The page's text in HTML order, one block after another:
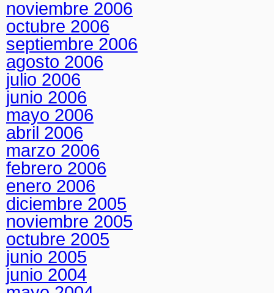
noviembre 2006
octubre 2006
septiembre 2006
agosto 2006
julio 2006
junio 2006
mayo 2006
abril 2006
marzo 2006
febrero 2006
enero 2006
diciembre 2005
noviembre 2005
octubre 2005
junio 2005
junio 2004